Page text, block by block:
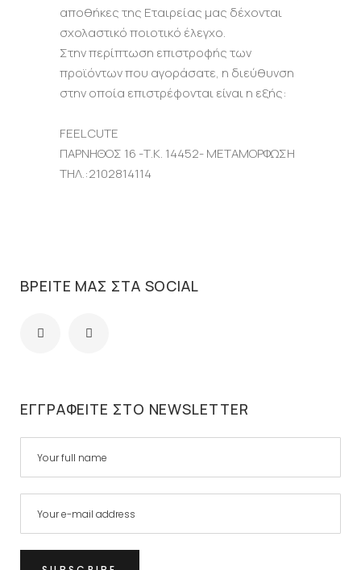
αποθήκες της Εταιρείας μας δέχονται
σχολαστικό ποιοτικό έλεγχο.
Στην περίπτωση επιστροφής των
προϊόντων που αγοράσατε, η διεύθυνση
στην οποία επιστρέφονται είναι η εξής:
FEEL CUTE
ΠΑΡΝΗΘΟΣ 16 -Τ.Κ. 14452- ΜΕΤΑΜΟΡΦΩΣΗ
ΤΗΛ.:2102814114
ΒΡΕΊΤΕ ΜΑΣ ΣΤΑ SOCIAL
ΕΓΓΡΑΦΕΊΤΕ ΣΤΟ NEWSLETTER